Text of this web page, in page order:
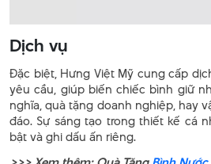
Dịch vụ
Đặc biệt, Hưng Việt Mỹ cung cấp
yêu cầu, giúp biến chiếc bình giữ
nghĩa, quà tặng doanh nghiệp, hay
đáo. Sự sáng tạo trong thiết kế cá
bật và ghi dấu ấn riêng.